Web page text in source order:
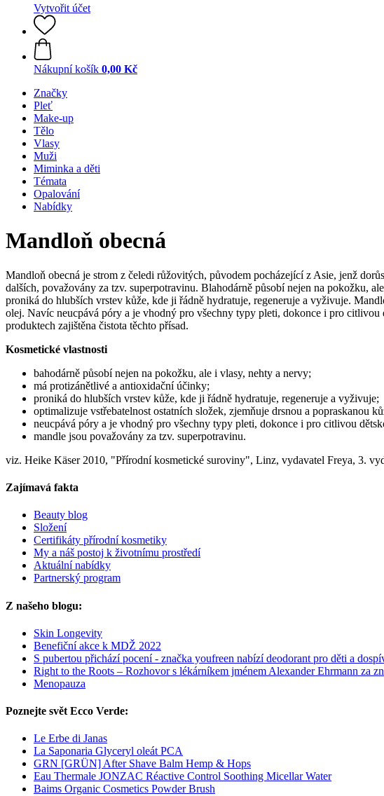
Vytvořit účet
Nákupní košík 0,00 Kč
Značky
Pleť
Make-up
Tělo
Vlasy
Muži
Miminka a děti
Témata
Opalování
Nabídky
Mandloň obecná
Mandloň obecná je strom z čeledi růžovitých, původem pocházející z Asie, jenž
dalších, považovány za tzv. superpotravinu. Blahodárně působí nejen na pokožku,
proniká do hlubších vrstev kůže, kde ji řádně hydratuje, regeneruje a vyživuje.
olej. Navíc neucpává póry a je vhodný pro všechny typy pleti, dokonce i pro
produktech zajištěna čistota těchto přísad.
Kosmetické vlastnosti
bahodárně působí nejen na pokožku, ale i vlasy, nehty a nervy;
má protizánětlivé a antioxidační účinky;
proniká do hlubších vrstev kůže, kde ji řádně hydratuje, regeneruje a vyživuje;
optimalizuje vstřebatelnost ostatních složek, zjemňuje drsnou a popraskanou
neucpává póry a je vhodný pro všechny typy pleti, dokonce i pro citlivou
mandle jsou považovány za tzv. superpotravinu.
viz. Heike Käser 2010, "Přírodní kosmetické suroviny", Linz, vydavatel Freya, 3.
Zajímavá fakta
Beauty blog
Složení
Certifikáty přírodní kosmetiky
My a náš postoj k životnímu prostředí
Aktuální nabídky
Partnerský program
Z našeho blogu:
Skin Longevity
Benefiční akce k MDŽ 2022
S pubertou přichází pocení - značka youfreen nabízí deodorant pro děti a
Right to the Roots – Rozhovor s lékárníkem jménem Alexander Ehrmann za
Menopauza
Poznejte svět Ecco Verde:
Le Erbe di Janas
La Saponaria Glyceryl oleát PCA
GRN [GRÜN] After Shave Balm Hemp & Hops
Eau Thermale JONZAC Réactive Control Soothing Micellar Water
Baims Organic Cosmetics Powder Brush